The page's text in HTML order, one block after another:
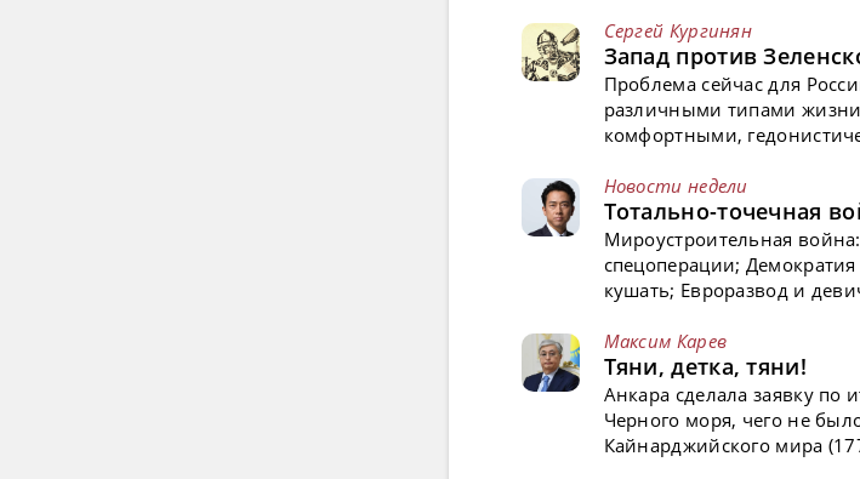
Сергей Кургинян
Запад против
Проблема сейчас для
различными типами
комфортными,
Новости недели
Тотально-точечная
Мироустроительная
спецоперации;
кушать; Евроразвод и
Максим Карев
Тяни, детка, тяни!
Анкара сделала заявку по
Черного моря, чего не
Кайнарджийского мира